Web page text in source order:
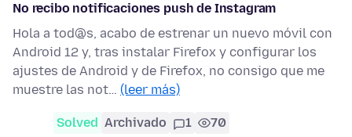
No recibo notificaciones push de Instagram
Hola a tod@s, acabo de estrenar un nuevo móvil con
Android 12 y, tras instalar Firefox y configurar los
ajustes de Android y de Firefox, no consigo que me
muestre las not… (leer más)
Solved Archivado 1 70